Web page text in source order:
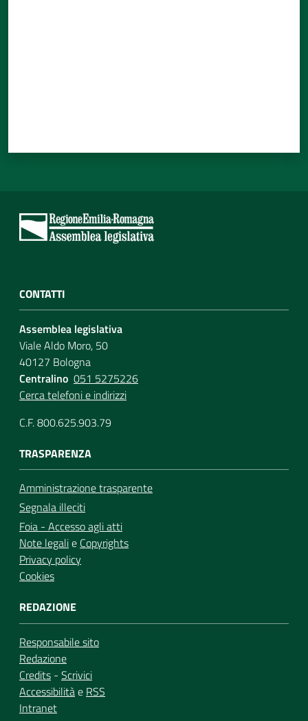
CONTATTI
Assemblea legislativa
Viale Aldo Moro, 50
40127 Bologna
Centralino 051 5275226
Cerca telefoni e indirizzi
C.F. 800.625.903.79
TRASPARENZA
Amministrazione trasparente
Segnala illeciti
Foia - Accesso agli atti
Note legalie Copyrights
Privacy policy
Cookies
REDAZIONE
Responsabile sito
Redazione
Credits - Scrivici
Accessibilitàe RSS
Intranet